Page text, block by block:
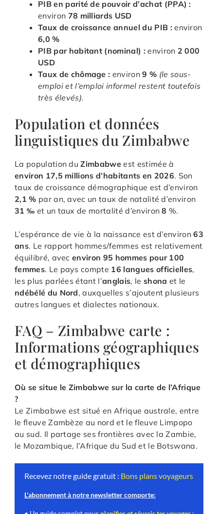
PIB en parité de pouvoir d’achat (PPA) :
environ 78 milliards USD
Taux de croissance annuel du PIB : environ
6,0 %
PIB par habitant (nominal) : environ 2 000
USD
Taux de chômage : environ9 % (le sous-
emploi et l’emploi informel restent toutefois
très élevés).
Population et données
linguistiques du Zimbabwe
La population duZimbabwe est estimée à
environ 17,5 millions d’habitants en 2026. Son
taux de croissance démographique est d’environ
2,1 % par an, avec un taux de natalité d’environ
31 ‰ et un taux de mortalité d’environ8%.
L’espérance de vie à la naissance est d’environ63
ans. Le rapport hommes/femmes est relativement
équilibré, avecenviron 95 hommes pour 100
femmes. Le pays compte 16 langues officielles,
les plus parlées étant l’anglais, le shona et le
ndébélé du Nord, auxquelles s’ajoutent plusieurs
autres langues et dialectes nationaux.
FAQ – Zimbabwe carte :
Informations géographiques
et démographiques
Où se situe le Zimbabwe sur la carte de l’Afrique
?
Le Zimbabwe est situé en Afrique australe, entre
le fleuve Zambèze au nord et le fleuve Limpopo
au sud. Il partage ses frontières avec la Zambie,
le Mozambique, l’Afrique du Sud et le Botswana.